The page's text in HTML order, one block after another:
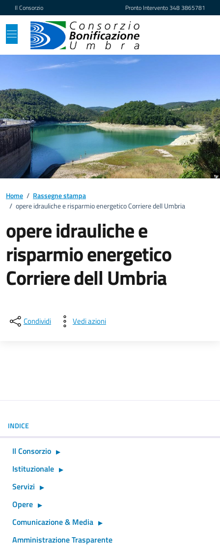
Vai ai contenuti
Vai al footer
Il Consorzio Pronto Intervento348 3865781
Home / Rassegne stampa
/ opere idrauliche e risparmio energetico Corriere dell Umbria
opere idrauliche e
risparmio energetico
Corriere dell Umbria
Condividi Vedi azioni
INDICE
Il Consorzio
Istituzionale
Servizi
Opere
Comunicazione & Media
Amministrazione Trasparente